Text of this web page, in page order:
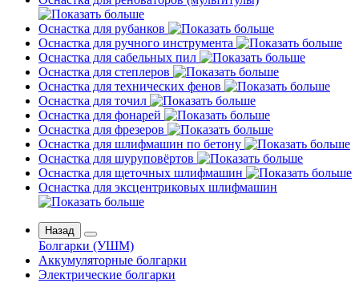
Оснастка для рубанков
Оснастка для ручного инструмента
Оснастка для сабельных пил
Оснастка для степлеров
Оснастка для технических фенов
Оснастка для точил
Оснастка для фонарей
Оснастка для фрезеров
Оснастка для шлифмашин по бетону
Оснастка для шуруповёртов
Оснастка для щеточных шлифмашин
Оснастка для эксцентриковых шлифмашин
Назад
Болгарки (УШМ)
Аккумуляторные болгарки
Электрические болгарки